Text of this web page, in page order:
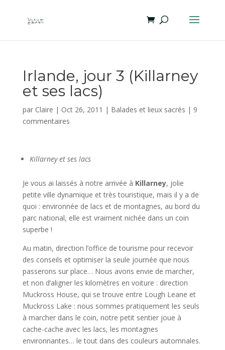
Irlande, jour 3 (Killarney
et ses lacs)
par Claire | Oct 26, 2011 | Balades et lieux sacrés | 9
commentaires
Killarney et ses lacs
Je vous ai laissés à notre arrivée à Killarney, jolie
petite ville dynamique et très touristique, mais il y a de
quoi : environnée de lacs et de montagnes, au bord du
parc national, elle est vraiment nichée dans un coin
superbe !
Au matin, direction l’office de tourisme pour recevoir
des conseils et optimiser la seule journée que nous
passerons sur place… Nous avons envie de marcher,
et non d’aligner les kilomètres en voiture : direction
Muckross House, qui se trouve entre Lough Leane et
Muckross Lake : nous sommes pratiquement les seuls
à marcher dans le coin, notre petit sentier joue à
cache-cache avec les lacs, les montagnes
environnantes… le tout dans des couleurs automnales.